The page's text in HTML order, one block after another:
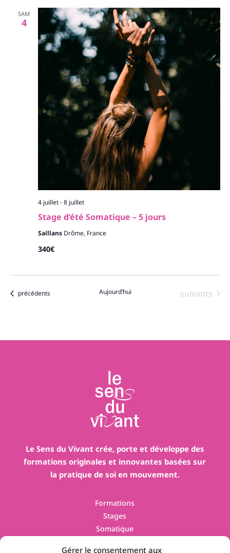
Gérer le consentement aux
SAM
4
Stage d’été Somatique – 5 jours
4 juillet-8 juillet
Saillans Drôme, France
340€
Évènements
précédents Aujourd’hui Évènements
suivants
Le Sens du Vivant crée, porte et développe des
formations originales et innovantes basées sur
la pratique de soi en mouvement.
Formations
Stages
Somatique